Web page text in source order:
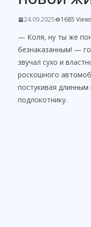
24.09.2025 1685
— Коля, ну ты же
безнаказанным! —
звучал сухо и
роскошного
постукивая
подлокотнику.